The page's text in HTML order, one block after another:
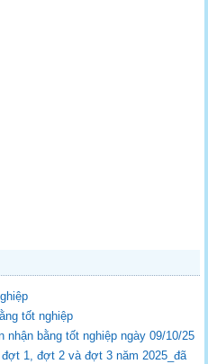
tốt nghiệp
bằng tốt nghiệp ngày 09/10/25
1, đợt 2 và đợt 3 năm 2025_đã